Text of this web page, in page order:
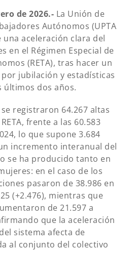
de 2026.- La Unión de
Autónomos (UPTA
una aceleración clara del
en el Régimen Especial de
(RETA), tras hacer un
jubilación y estadísticas
últimos dos años.
se registraron 64.267 altas
frente a las 60.583
lo que supone 3.684
incremento interanual del
se ha producido tanto en
en el caso de los
pasaron de 38.986 en
(+2.476), mientras que
de 21.597 a
que la aceleración
sistema afecta de
al conjunto del colectivo